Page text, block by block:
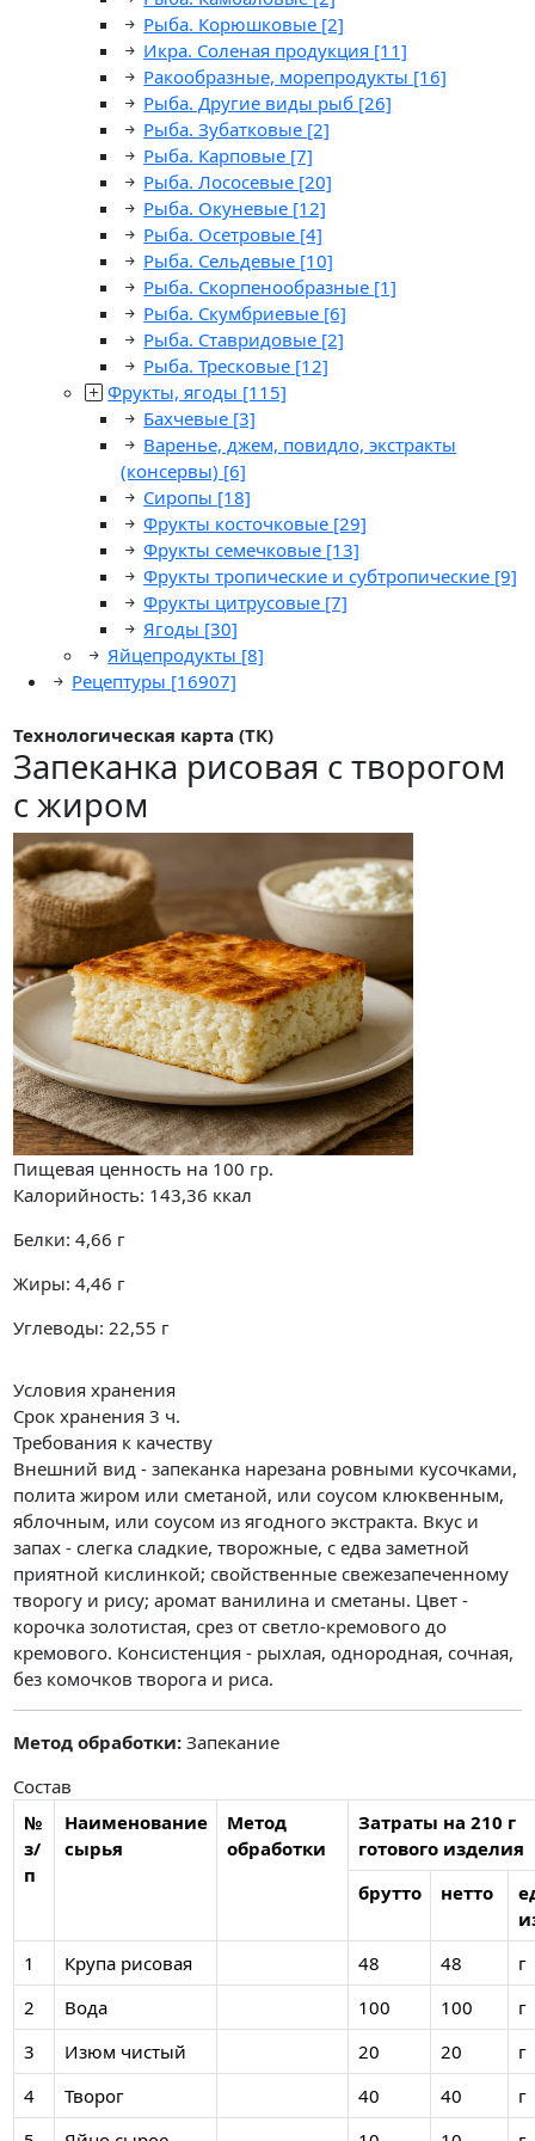
Рыба. Корюшковые [2]
Икра. Соленая продукция [11]
Ракообразные, морепродукты [16]
Рыба. Другие виды рыб [26]
Рыба. Зубатковые [2]
Рыба. Карповые [7]
Рыба. Лососевые [20]
Рыба. Окуневые [12]
Рыба. Осетровые [4]
Рыба. Сельдевые [10]
Рыба. Скорпенообразные [1]
Рыба. Скумбриевые [6]
Рыба. Ставридовые [2]
Рыба. Тресковые [12]
Фрукты, ягоды [115]
Бахчевые [3]
Варенье, джем, повидло, экстракты
(консервы) [6]
Сиропы [18]
Фрукты косточковые [29]
Фрукты семечковые [13]
Фрукты тропические и субтропические [9]
Фрукты цитрусовые [7]
Ягоды [30]
Яйцепродукты [8]
Рецептуры [16907]
Технологическая карта (ТК)
Запеканка рисовая с творогом
с жиром
Пищевая ценность на 100 гр.
Калорийность: 143,36 ккал
Белки: 4,66 г
Жиры: 4,46 г
Углеводы: 22,55 г
Условия хранения
Срок хранения 3 ч.
Требования к качеству
Внешний вид - запеканка нарезана ровными кусочками,
полита жиром или сметаной, или соусом клюквенным,
яблочным, или соусом из ягодного экстракта. Вкус и
запах - слегка сладкие, творожные, с едва заметной
приятной кислинкой; свойственные свежезапеченному
творогу и рису; аромат ванилина и сметаны. Цвет -
корочка золотистая, срез от светло-кремового до
кремового. Консистенция - рыхлая, однородная, сочная,
без комочков творога и риса.
Метод обработки: Запекание
Состав
№
з/
п
Наименование
сырья
Метод
обработки
Затраты на 210 г
готового изделия
брутто
нетто
1
Крупа рисовая 48 48
г
2
Вода 100 100
г
3
Изюм чистый 20 20
г
4
Творог 40 40
г